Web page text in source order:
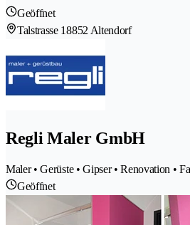
Geöffnet
Talstrasse 18852 Altendorf
Regli Maler GmbH
Maler • Gerüste • Gipser • Renovation •
Geöffnet